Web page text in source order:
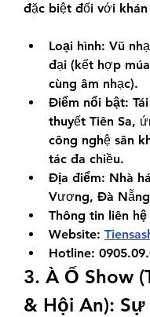
đặc biệt đối với khán
Loại hình: Vũ
đại (kết hợp
cùng âm nhạc).
Điểm nổi bật:
thuyết Tiên Sa,
công nghệ sân
tác đa chiều.
Địa điểm: Nhà
Vương, Đà
Thông tin liên
Website:
Hotline:
3. À Ố Show
& Hội An): Sự